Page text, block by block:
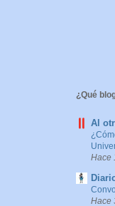
¿Qué
Al
Hace
Hace